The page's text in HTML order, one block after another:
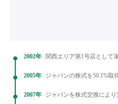
2002年 関西エリア第1号店として
2005年 ジャパンの株式を50.1%取
2007年 ジャパンを株式交換によ